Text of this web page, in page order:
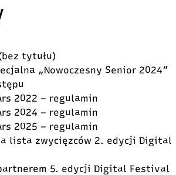
tytułu)
„Nowoczesny Senior 2024”
2022 – regulamin
2024 – regulamin
2025 – regulamin
lista zwycięzców 2. edycji Digital
5. edycji Digital Festival